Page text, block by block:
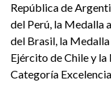
República de
del Perú, la Medalla
del Brasil, la
Ejército de Chile y
Categoría